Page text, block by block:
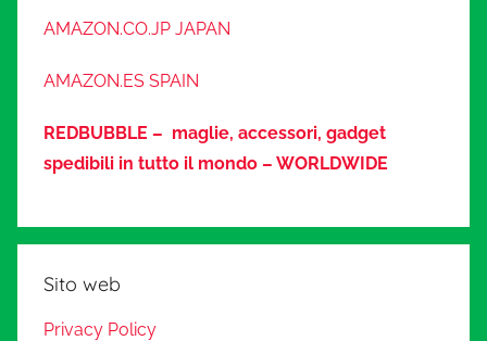
AMAZON.CO.JP JAPAN
AMAZON.ES SPAIN
REDBUBBLE – maglie, accessori, gadget
spedibili in tutto il mondo – WORLDWIDE
Sito web
Privacy Policy